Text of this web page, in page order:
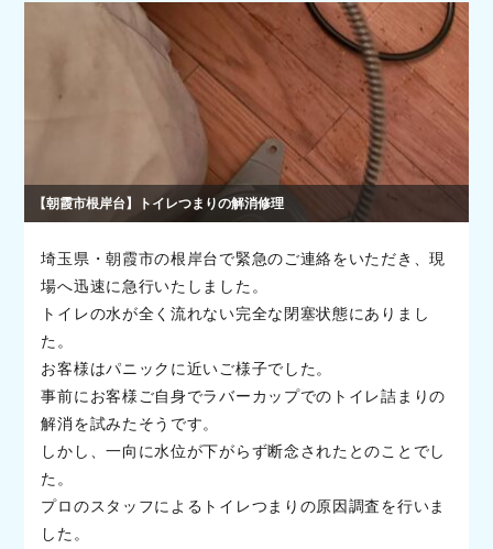
【朝霞市根岸台】トイレつまりの解消修理
埼玉県・朝霞市の根岸台で緊急のご連絡をいただき、現
場へ迅速に急行いたしました。
トイレの水が全く流れない完全な閉塞状態にありまし
た。
お客様はパニックに近いご様子でした。
事前にお客様ご自身でラバーカップでのトイレ詰まりの
解消を試みたそうです。
しかし、一向に水位が下がらず断念されたとのことでし
た。
プロのスタッフによるトイレつまりの原因調査を行いま
した。